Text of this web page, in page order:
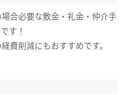
合必要な敷金・礼金・仲介手
す！
費削減にもおすすめです。